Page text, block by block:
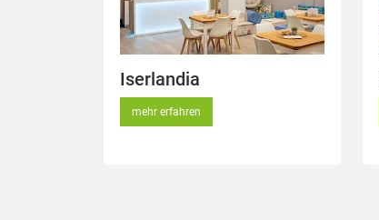
Iserlandia
mehr erfahren